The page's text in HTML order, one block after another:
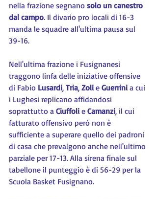
nella frazione segnano solo un canestro
dal campo. Il divario pro locali di 16-3
manda le squadre all'ultima pausa sul
39-16.
Nell'ultima frazione i Fusignanesi
traggono linfa delle iniziative offensive
di Fabio Lusardi, Tria, Zoli e Guerrini a cui
i Lughesi replicano affidandosi
soprattutto a Ciuffoli e Camanzi, il cui
fatturato offensivo però non è
sufficiente a superare quello dei padroni
di casa che prevalgono anche nell'ultimo
parziale per 17-13. Alla sirena finale sul
tabellone il punteggio è di 56-29 per la
Scuola Basket Fusignano.